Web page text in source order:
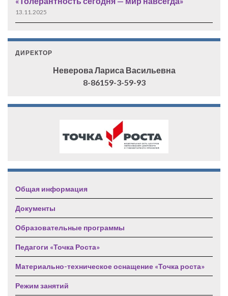
13.11.2025
ДИРЕКТОР
Неверова Лариса Васильевна
8-86159-3-59-93
Общая информация
Документы
Образовательные программы
Педагоги «Точка Роста»
Материально-техническое оснащение «Точка роста»
Режим занятий